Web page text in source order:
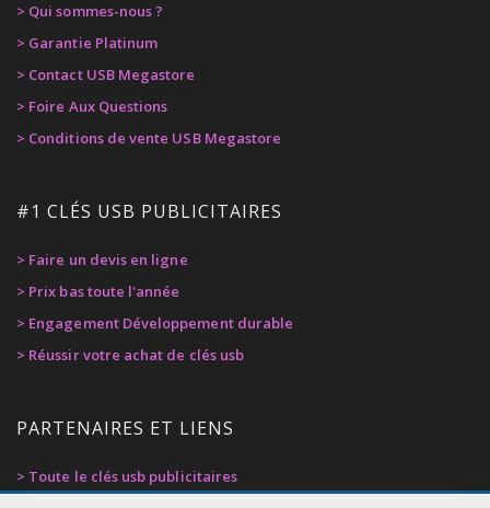
> Qui sommes-nous ?
> Garantie Platinum
> Contact USB Megastore
> Foire Aux Questions
> Conditions de vente USB Megastore
#1 CLÉS USB PUBLICITAIRES
> Faire un devis en ligne
> Prix bas toute l'année
> Engagement Développement durable
> Réussir votre achat de clés usb
PARTENAIRES ET LIENS
> Toute le clés usb publicitaires